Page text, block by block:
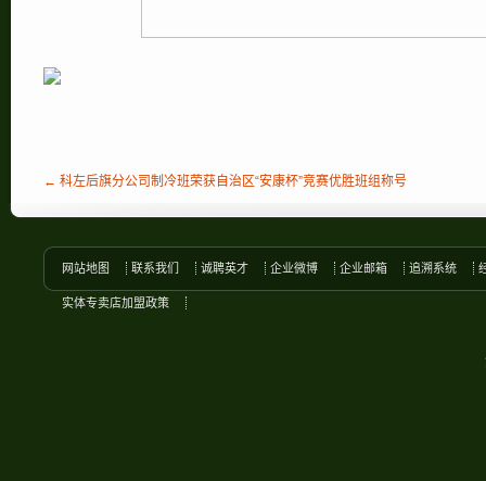
← 科左后旗分公司制冷班荣获自治区“安康杯”竞赛优胜班组称号
网站地图 联系我们 诚聘英才 企业微博 企业邮箱 追溯系统
实体专卖店加盟政策